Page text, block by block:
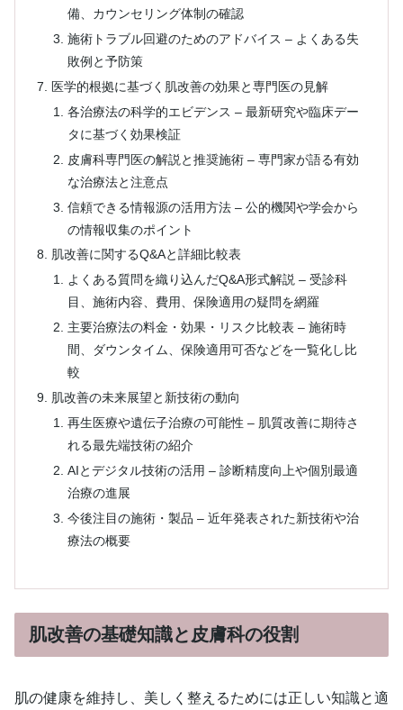
備、カウンセリング体制の確認
施術トラブル回避のためのアドバイス – よくある失
敗例と予防策
医学的根拠に基づく肌改善の効果と専門医の見解
各治療法の科学的エビデンス – 最新研究や臨床デー
タに基づく効果検証
皮膚科専門医の解説と推奨施術 – 専門家が語る有効
な治療法と注意点
信頼できる情報源の活用方法 – 公的機関や学会から
の情報収集のポイント
肌改善に関するQ&Aと詳細比較表
よくある質問を織り込んだQ&A形式解説 – 受診科
目、施術内容、費用、保険適用の疑問を網羅
主要治療法の料金・効果・リスク比較表 – 施術時
間、ダウンタイム、保険適用可否などを一覧化し比
較
肌改善の未来展望と新技術の動向
再生医療や遺伝子治療の可能性 – 肌質改善に期待さ
れる最先端技術の紹介
AIとデジタル技術の活用 – 診断精度向上や個別最適
治療の進展
今後注目の施術・製品 – 近年発表された新技術や治
療法の概要
肌改善の基礎知識と皮膚科の役割
肌の健康を維持し、美しく整えるためには正しい知識と適